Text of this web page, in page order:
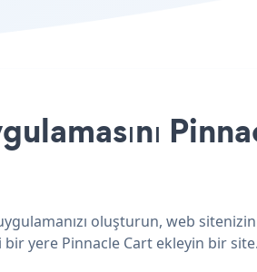
oluşturun, web
yere Pinnacle Cart ekleyin bir site.